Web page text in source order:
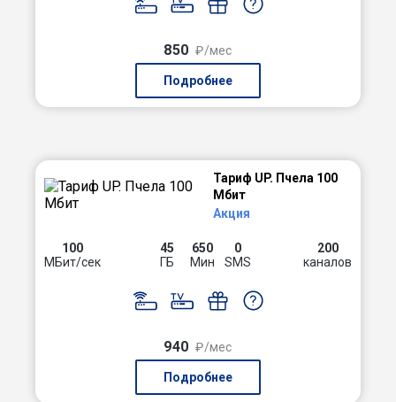
850 ₽/мес
Подробнее
Тариф UP. Пчела 100
Мбит
Акция
100
МБит/сек
45
ГБ
650
Мин
0
SMS
200
каналов
940 ₽/мес
Подробнее